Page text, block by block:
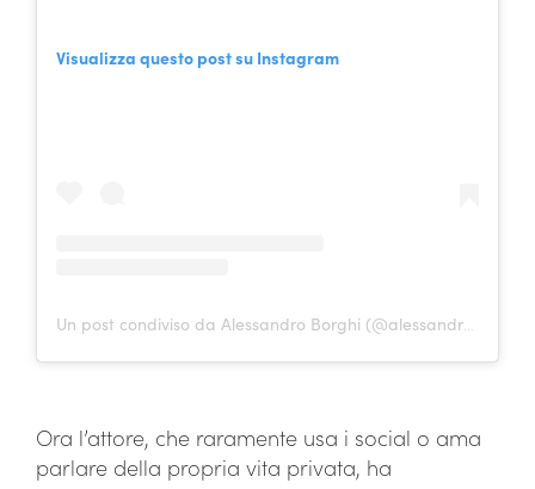
Visualizza questo post su Instagram
Ora l’attore, che raramente usa i social o ama
parlare della propria vita privata, ha